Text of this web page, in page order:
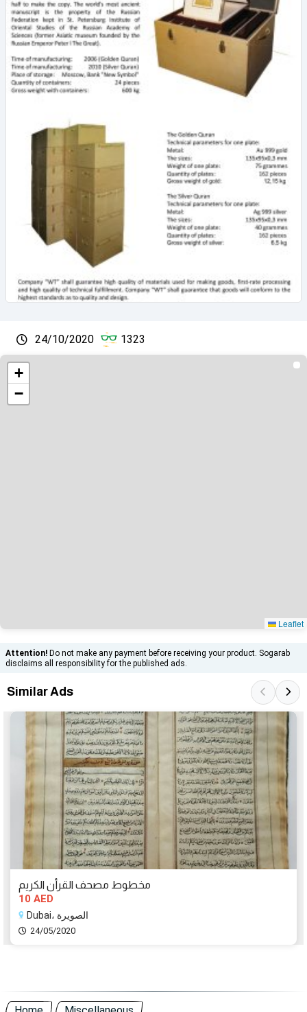
24/10/2020 1323
+
−
Leaflet
Attention! Do not make any payment before receiving your product. Sogarab
disclaims all responsibility for the published ads.
Similar Ads
مخطوط مصحف القرأن الكريم
10 AED
Dubai، الصويرة
24/05/2020